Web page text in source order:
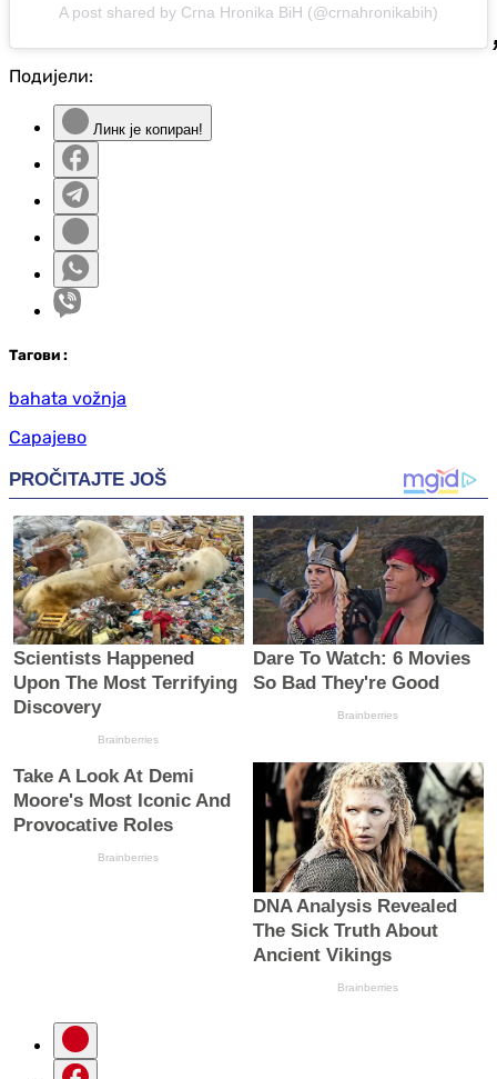
A post shared by Crna Hronika BiH (@crnahronikabih)
Подијели:
Линк је копиран!
Тагови :
bahata vožnja
Сарајево